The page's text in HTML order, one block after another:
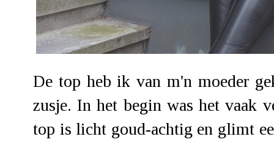
De top heb ik van m'n moeder
zusje. In het begin was het vaak
top is licht goud-achtig en glimt